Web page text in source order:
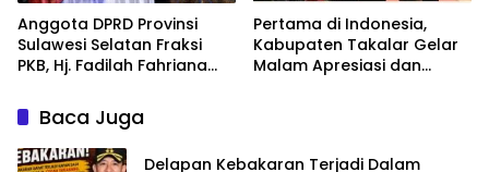
Anggota DPRD Provinsi
Sulawesi Selatan Fraksi
PKB, Hj. Fadilah Fahriana
Takalar Menyalakan
Lentera Pengabdian
Melalui Malam Apresiasi
Pertama di Indonesia,
Kabupaten Takalar Gelar
Malam Apresiasi dan
Baca Juga
Delapan Kebakaran Terjadi Dalam